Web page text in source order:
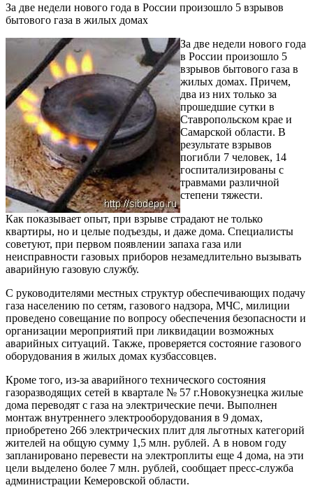
За две недели нового года в России произошло 5 взрывов
бытового газа в жилых домах
За две недели нового года
в России произошло 5
взрывов бытового газа в
жилых домах. Причем,
два из них только за
прошедшие сутки в
Ставропольском крае и
Самарской области. В
результате взрывов
погибли 7 человек, 14
госпитализированы с
травмами различной
степени тяжести.
Как показывает опыт, при взрыве страдают не только
квартиры, но и целые подъезды, и даже дома. Специалисты
советуют, при первом появлении запаха газа или
неисправности газовых приборов незамедлительно вызывать
аварийную газовую службу.
С руководителями местных структур обеспечивающих подачу
газа населению по сетям, газового надзора, МЧС, милиции
проведено совещание по вопросу обеспечения безопасности и
организации мероприятий при ликвидации возможных
аварийных ситуаций. Также, проверяется состояние газового
оборудования в жилых домах кузбассовцев.
Кроме того, из-за аварийного технического состояния
газоразводящих сетей в квартале № 57 г.Новокузнецка жилые
дома переводят с газа на электрические печи. Выполнен
монтаж внутреннего электрооборудования в 9 домах,
приобретено 266 электрических плит для льготных категорий
жителей на общую сумму 1,5 млн. рублей. А в новом году
запланировано перевести на электроплиты еще 4 дома, на эти
цели выделено более 7 млн. рублей, сообщает пресс-служба
администрации Кемеровской области.